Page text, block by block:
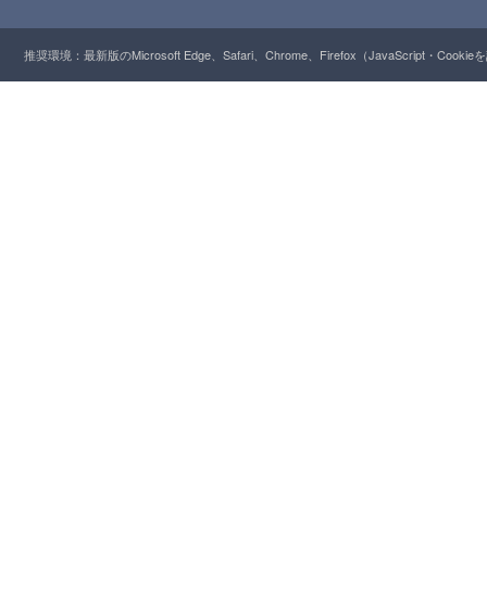
推奨環境：最新版のMicrosoft Edge、Safari、Chrome、Firefox（JavaScript・Cookie